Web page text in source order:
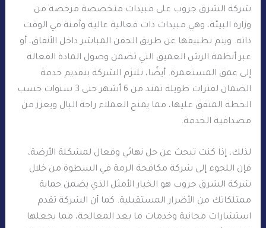
شركة الشرق جروب على مبيدات متخصصة مرخصة من
وزارة البيئة، وهي مبيدات ذات فعالية عالية وآمنة في الوقت
ذاته. ويتم تطبيقها عن طريق الحقن المباشر داخل الأنفاق، أو
عبر أنظمة الرش العميق التي تضمن وصول المادة الفعالة
إلى عمق المستعمرة. أيضًا، تلتزم الشركة بتقديم خدمة
الضمان لفترات طويلة تمتد من 6 أشهر حتى 3 سنوات حسب
الخطة المتفق عليها، مما يمنح العملاء راحة البال ويعزز من
مصداقية الخدمة.
لذلك، إذا كنت تبحث عن حل نهائي وفعال لمشكلة الأرضة،
فإن اللجوء إلى شركة مكافحة الرمة في السطوة من خلال
شركة الشرق جروب هو الخيار الأمثل الذي يضمن حماية
ممتلكاتك من الأضرار المستقبلية. كما أن الشركة تقدم
استشارات مجانية وخدمات ما بعد المعالجة، مما يجعلها